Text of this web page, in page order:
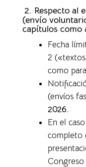
2. Respecto al
(envío
capítulos como
Fecha
2
como
(envíos
2026.
En el
completo